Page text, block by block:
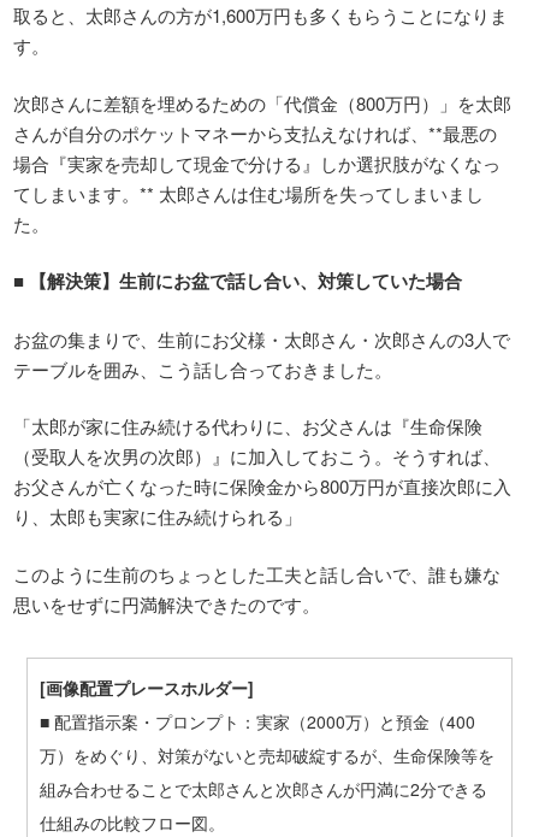
取ると、太郎さんの方が1,600万円も多くもらうことになりま
す。
次郎さんに差額を埋めるための「代償金（800万円）」を太郎
さんが自分のポケットマネーから支払えなければ、**最悪の
場合『実家を売却して現金で分ける』しか選択肢がなくなっ
てしまいます。** 太郎さんは住む場所を失ってしまいまし
た。
■ 【解決策】生前にお盆で話し合い、対策していた場合
お盆の集まりで、生前にお父様・太郎さん・次郎さんの3人で
テーブルを囲み、こう話し合っておきました。
「太郎が家に住み続ける代わりに、お父さんは『生命保険
（受取人を次男の次郎）』に加入しておこう。そうすれば、
お父さんが亡くなった時に保険金から800万円が直接次郎に入
り、太郎も実家に住み続けられる」
このように生前のちょっとした工夫と話し合いで、誰も嫌な
思いをせずに円満解決できたのです。
[画像配置プレースホルダー]
■ 配置指示案・プロンプト：実家（2000万）と預金（400
万）をめぐり、対策がないと売却破綻するが、生命保険等を
組み合わせることで太郎さんと次郎さんが円満に2分できる
仕組みの比較フロー図。